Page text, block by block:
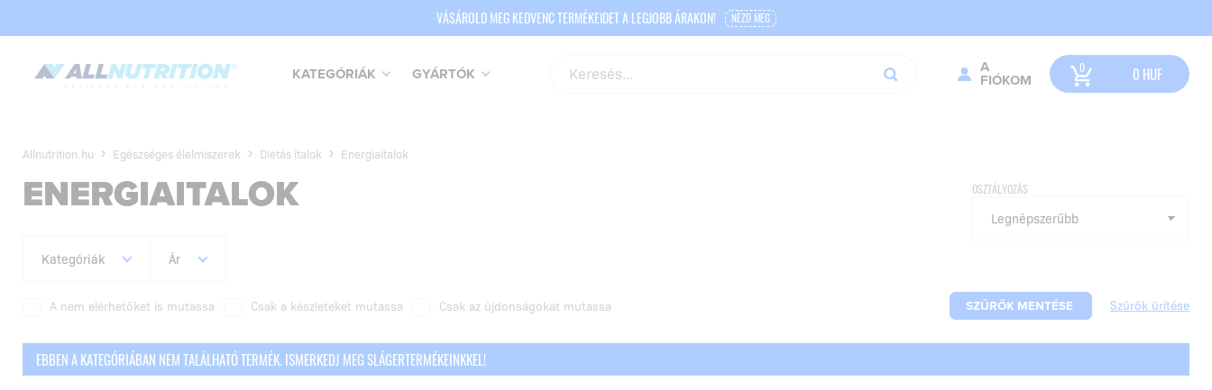
VÁSÁROLD MEG KEDVENC TERMÉKEIDET A LEGJOBB ÁRAKON! NÉZD MEG
KATEGÓRIÁK GYÁRTÓK
A
FIÓKOM
0 HUF
Allnutrition.hu Egészséges élelmiszerek Diétás italok Energiaitalok
ENERGIAITALOK OSZTÁLYOZÁS
Kategóriák Ár
A nem elérhetőket is mutassa Csak a készleteket mutassa Csak az újdonságokat mutassa SZŰRŐK MENTÉSE
EBBEN A KATEGÓRIÁBAN NEM TALÁLHATÓ TERMÉK. ISMERKEDJ MEG SLÁGERTERMÉKEINKKEL!